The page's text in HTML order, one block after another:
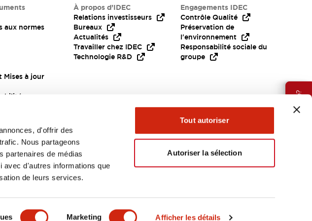
d'offrir des
Nous partageons
partenaires de médias
avec d'autres informations que
de leurs services.
Marketing Afficher les détails
Tout autoriser
Autoriser la sélection
Besoin d'aide?
aux normes
Mises à jour
À propos d’IDEC
Relations investisseurs
Bureaux
Actualités
Travailler chez IDEC
Technologie R&D
Engagements IDEC
Contrôle Qualité
Préservation de
l'environnement
Responsabilité sociale du
groupe
EMEA